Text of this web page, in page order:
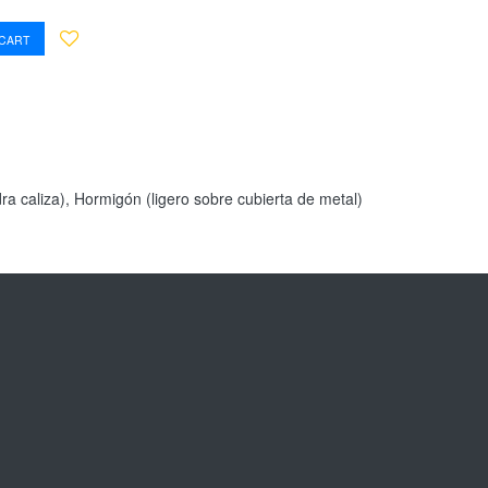
caliza), Hormigón (ligero sobre cubierta de metal)